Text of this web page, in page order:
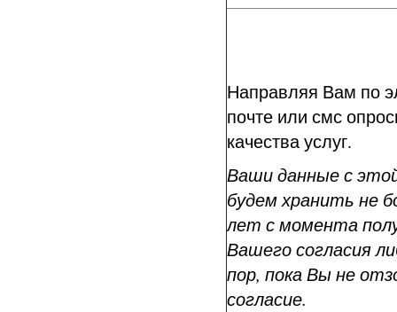
Направляя Вам по
почте или смс
качества услуг.
Ваши данные с
будем хранить не
лет с момента
Вашего согласия
пор, пока Вы не
согласие.